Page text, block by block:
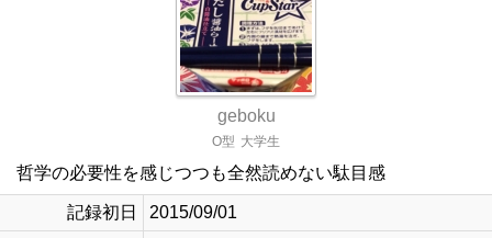
geboku
O型 大学生
哲学の必要性を感じつつも全然読めない駄目感
記録初日
2015/09/01